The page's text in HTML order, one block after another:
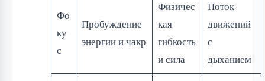
Фо
ку
с
Пробуждение
энергии и чакр
Физичес
кая
гибкость
и сила
Поток
движений
с
дыханием